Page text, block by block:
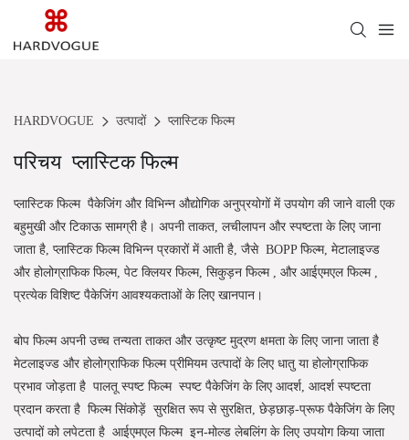
HARDVOGUE उत्पादों प्लास्टिक फिल्म
परिचय प्लास्टिक फिल्म
प्लास्टिक फिल्म पैकेजिंग और विभिन्न औद्योगिक अनुप्रयोगों में उपयोग की जाने वाली एक
बहुमुखी और टिकाऊ सामग्री है। अपनी ताकत, लचीलापन और स्पष्टता के लिए जाना
जाता है, प्लास्टिक फिल्म विभिन्न प्रकारों में आती है, जैसे BOPP फिल्म, मेटालाइज्ड
और होलोग्राफिक फिल्म, पेट क्लियर फिल्म, सिकुड़न फिल्म
, औरआईएमएल फिल्म
प्रत्येक विशिष्ट पैकेजिंग आवश्यकताओं के लिए खानपान।
बोप फिल्मअपनी उच्च तन्यता ताकत और उत्कृष्ट मुद्रण क्षमता के लिए जाना जाता है
मेटलाइज्ड और होलोग्राफिक फिल्मप्रीमियम उत्पादों के लिए धातु या होलोग्राफिक
प्रभाव जोड़ता है पालतू स्पष्ट फिल्म स्पष्ट पैकेजिंग के लिए आदर्श, आदर्श स्पष्टता
प्रदान करता है फिल्म सिंकोड़ें सुरक्षित रूप से सुरक्षित, छेड़छाड़-प्रूफ पैकेजिंग के लिए
उत्पादों को लपेटता है आईएमएल फिल्म इन-मोल्ड लेबलिंग के लिए उपयोग किया जाता